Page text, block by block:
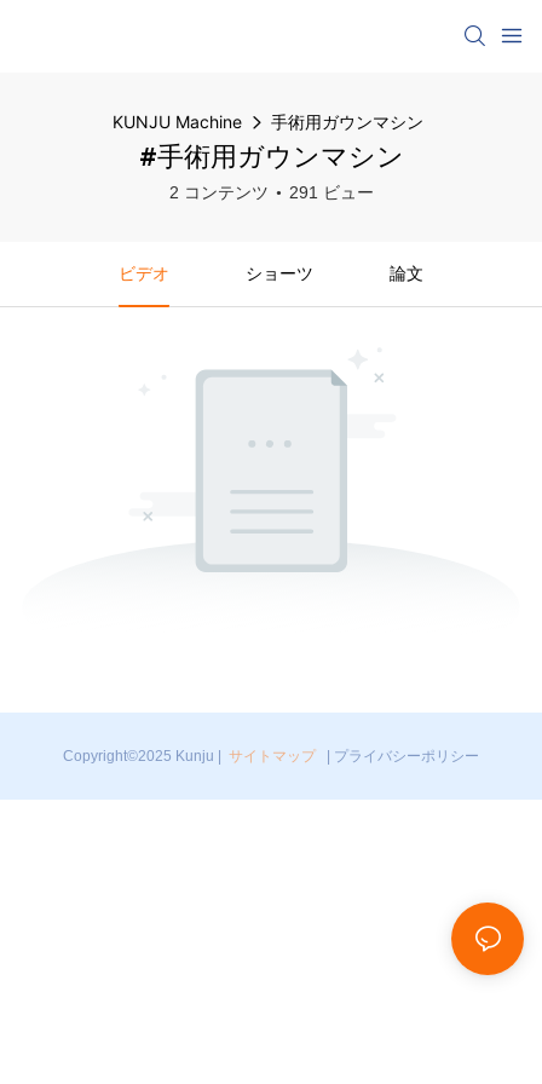
KUNJU Machine 手術用ガウンマシン
#手術用ガウンマシン
2 コンテンツ 291 ビュー
ビデオ ショーツ 論文
Copyright©2025 Kunju | サイトマップ | プライバシーポリシー